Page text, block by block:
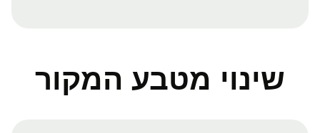
שינוי מטבע המקור